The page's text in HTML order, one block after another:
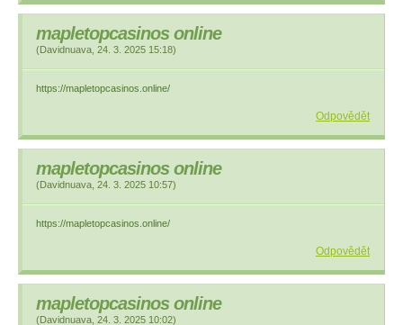
mapletopcasinos online
(Davidnuava 24. 3. 2025 15:18)
https://mapletopcasinos.online/
Odpovědět
mapletopcasinos online
(Davidnuava 24. 3. 2025 10:57)
https://mapletopcasinos.online/
Odpovědět
mapletopcasinos online
(Davidnuava 24. 3. 2025 10:02)